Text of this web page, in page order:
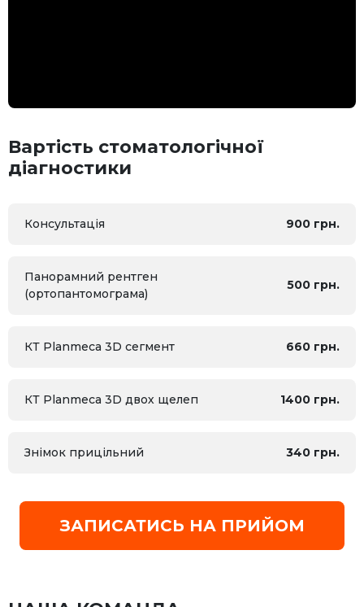
Вартість стоматологічної
діагностики
Консультація 900 грн.
Панорамний рентген
(ортопантомограма)
500 грн.
КТ Planmeca 3D сегмент 660 грн.
КТ Planmeca 3D двох щелеп 1400 грн.
Знімок прицільний 340 грн.
ЗАПИСАТИСЬ НА ПРИЙОМ